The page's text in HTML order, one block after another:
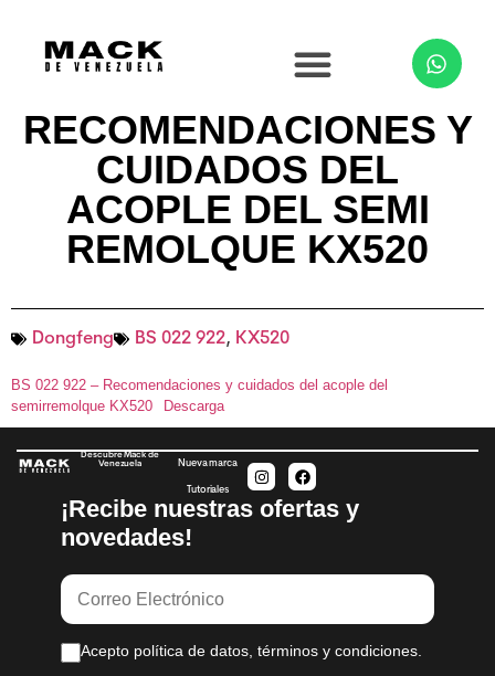
RECOMENDACIONES Y
CUIDADOS DEL
ACOPLE DEL SEMI
REMOLQUE KX520
Dongfeng BS 022 922, KX520
BS 022 922 – Recomendaciones y cuidados del acople del
semirremolque KX520
Descarga
Descubre Mack de
Venezuela
Nueva marca
Tutoriales
¡Recibe nuestras ofertas y
novedades!
Acepto política de datos, términos y condiciones.